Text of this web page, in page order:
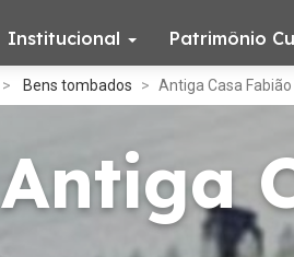
Institucional Patrimônio
Bens tombados Antiga Casa Fabião
Antiga